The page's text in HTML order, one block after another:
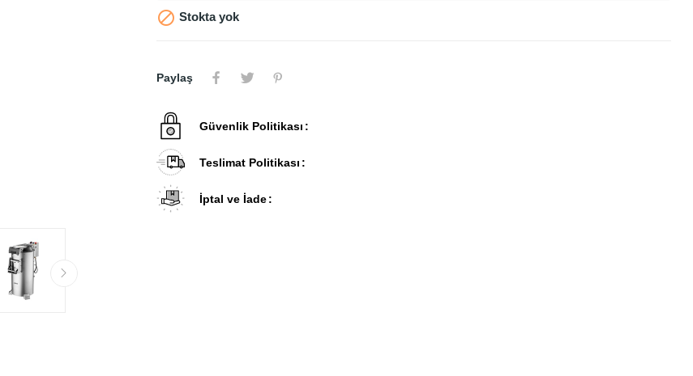
 Stokta yok
Paylaş
Güvenlik Politikası
Teslimat Politikası
İptal ve İade